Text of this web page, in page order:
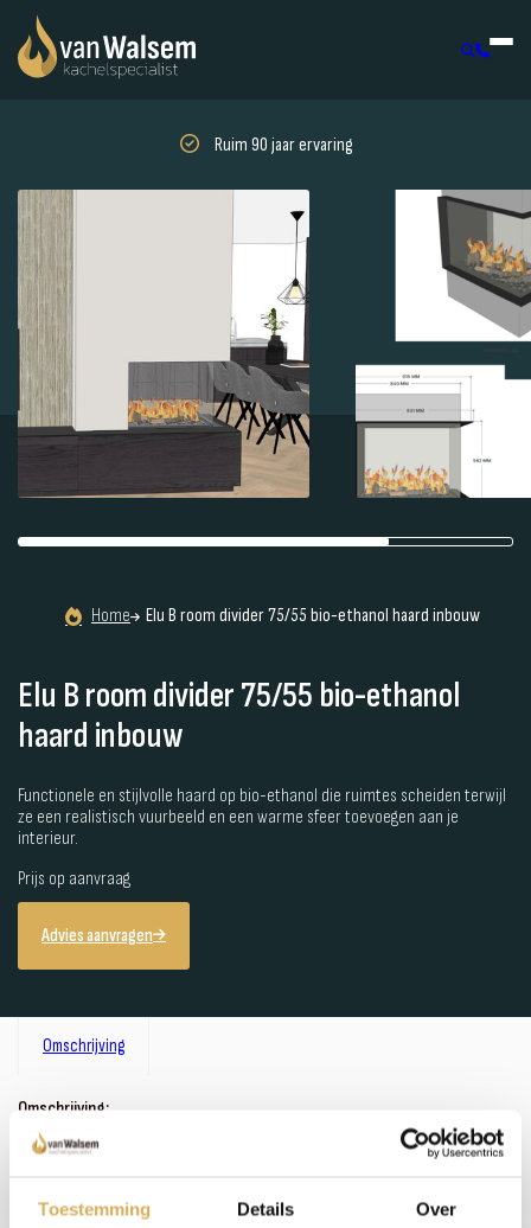
Toestemming Details Over
Ruim 90 jaar ervaring
Home Elu B room divider 75/55 bio-ethanol haard inbouw
Elu B room divider 75/55 bio-ethanol
haard inbouw
Functionele en stijlvolle haard op bio-ethanol die ruimtes scheiden terwijl
ze een realistisch vuurbeeld en een warme sfeer toevoegen aan je
interieur.
Prijs op aanvraag
Advies aanvragen
Omschrijving
Omschrijving:
Zoals je misschien hebt gemerkt, hebben we een uitgebreid assortiment. In plaats van
het bijhouden van omschrijvingen bij alle haarden en kachels, investeren wij liever in
te vinden. Wil je meer weten over dit product of welke haard het beste in jouw situatie
past? Bel, mail of maak een afspraak om bij ons langs te komen - we staan klaar met een